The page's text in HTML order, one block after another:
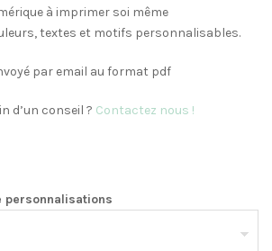
à imprimer soi même
textes et motifs personnalisables.
par email au format pdf
d’un conseil ? Contactez nous !
personnalisations